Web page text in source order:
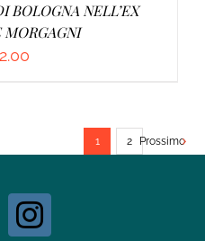
BOLOGNA NELL’EX
MORGAGNI
1 2 Prossimo